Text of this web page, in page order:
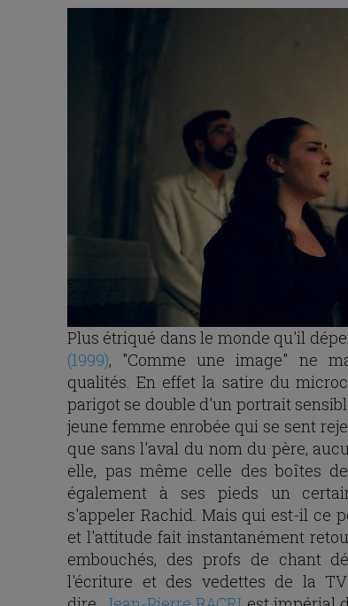
Plus étriqué dans le monde qu'il
(1999), "Comme une image" ne
qualités. En effet la satire du
parigot se double d'un portrait
jeune femme enrobée qui se sent
que sans l'aval du nom du père,
elle, pas même celle des boîtes
également à ses pieds un
s'appeler Rachid. Mais qui est-il ce
et l'attitude fait instantanément
embouchés, des profs de chant
l'écriture et des vedettes de la